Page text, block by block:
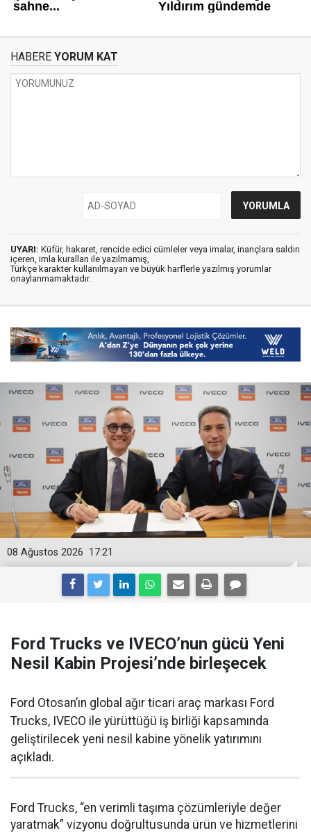
HABERE YORUM KAT
UYARI: Küfür, hakaret, rencide edici cümleler veya imalar, inançlara saldırı
içeren, imla kuralları ile yazılmamış,
Türkçe karakter kullanılmayan ve büyük harflerle yazılmış yorumlar
onaylanmamaktadır.
17:21
08 Ağustos 2026
Ford Trucks ve IVECO’nun gücü Yeni
Nesil Kabin Projesi’nde birleşecek
Ford Otosan’ın global ağır ticari araç markası Ford
Trucks, IVECO ile yürüttüğü iş birliği kapsamında
geliştirilecek yeni nesil kabine yönelik yatırımını
açıkladı.
Ford Trucks, “en verimli taşıma çözümleriyle değer
yaratmak” vizyonu doğrultusunda ürün ve hizmetlerini